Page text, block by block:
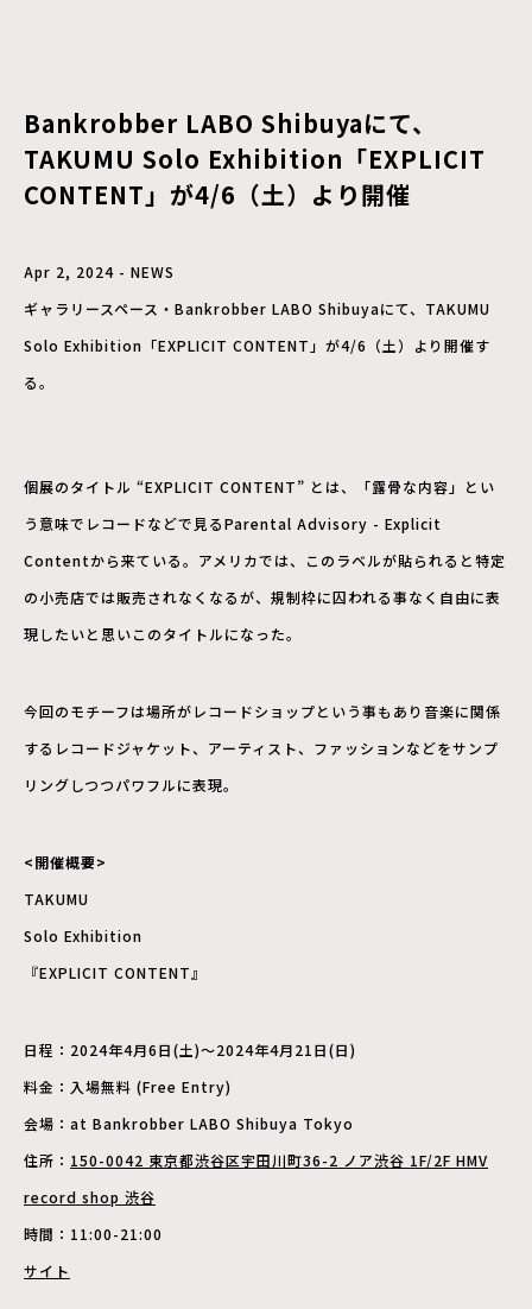
Bankrobber LABO Shibuyaにて、
TAKUMU Solo Exhibition「EXPLICIT
CONTENT」が4/6（土）より開催
Apr 2, 2024 - NEWS
ギャラリースペース・Bankrobber LABO Shibuyaにて、TAKUMU
Solo Exhibition「EXPLICIT CONTENT」が4/6（土）より開催す
る。
個展のタイトル “EXPLICIT CONTENT” とは、「露骨な内容」とい
う意味でレコードなどで見るParental Advisory - Explicit
Contentから来ている。アメリカでは、このラベルが貼られると特定
の小売店では販売されなくなるが、規制枠に囚われる事なく自由に表
現したいと思いこのタイトルになった。
今回のモチーフは場所がレコードショップという事もあり音楽に関係
するレコードジャケット、アーティスト、ファッションなどをサンプ
リングしつつパワフルに表現。
<開催概要>
TAKUMU
Solo Exhibition
『EXPLICIT CONTENT』
日程：2024年4月6日(土)～2024年4月21日(日)
料金：入場無料 (Free Entry)
会場：at Bankrobber LABO Shibuya Tokyo
住所： 150-0042 東京都渋谷区宇田川町36-2 ノア渋谷 1F/2F HMV
record shop 渋谷
時間：11:00-21:00
サイト